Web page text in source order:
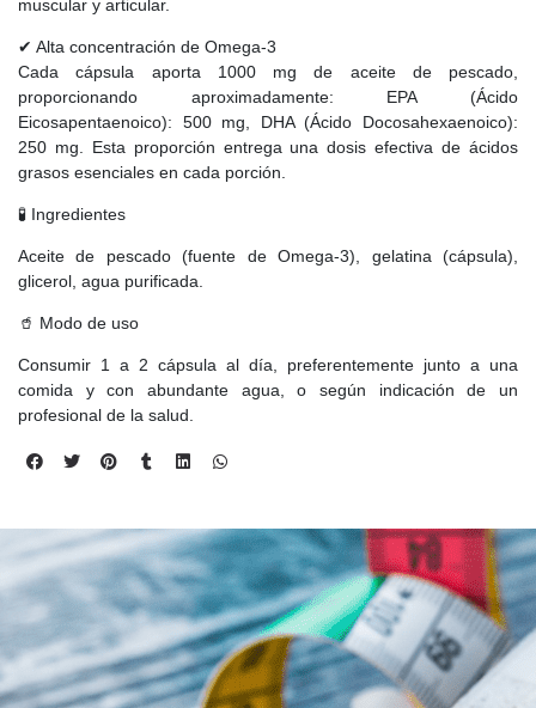
muscular y articular.
✔ Alta concentración de Omega-3
Cada cápsula aporta 1000 mg de aceite de pescado,
proporcionando aproximadamente: EPA (Ácido
Eicosapentaenoico): 500 mg, DHA (Ácido Docosahexaenoico):
250 mg. Esta proporción entrega una dosis efectiva de ácidos
grasos esenciales en cada porción.
🧪 Ingredientes
Aceite de pescado (fuente de Omega-3), gelatina (cápsula),
glicerol, agua purificada.
🥤 Modo de uso
Consumir 1 a 2 cápsula al día, preferentemente junto a una
comida y con abundante agua, o según indicación de un
profesional de la salud.